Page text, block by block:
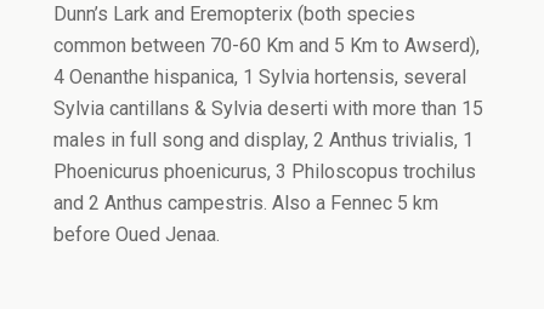
Dunn’s Lark and Eremopterix (both species
common between 70-60 Km and 5 Km to Awserd),
4 Oenanthe hispanica, 1 Sylvia hortensis, several
Sylvia cantillans & Sylvia deserti with more than 15
males in full song and display, 2 Anthus trivialis, 1
Phoenicurus phoenicurus, 3 Philoscopus trochilus
and 2 Anthus campestris. Also a Fennec 5 km
before Oued Jenaa.